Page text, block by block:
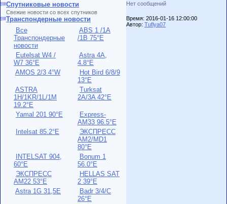
Спутниковые новости
Свежие новости со всех спутников
Нет сообщений
Транспондерные новости
Все
Транспондерные
новости
ABS 1 /1A
/1B 75°E
Eutelsat W4 /
W7 36°E
Astra 4A,
4.8°E
AMOS 2/3 4°W
Hot Bird 6/8/9
13°E
ASTRA
1H/1KR/1L/1M
19.2°E
Turksat
2A/3A 42°E
Yamal 201 90°E
Express-
AM33 96.5°E
Intelsat 85.2°E
ЭКСПРЕСС
AM2/MD1
80°E
INTELSAT 904,
60°E
Bonum 1
56.0°E
ЭКСПРЕСС
АМ22 53°E
HELLAS SAT
2 39°E
Astra 1G 31,5Е
Badr 3/4/C
26°E
Время: 2016-01-16 12:00:00
Автор: Tuflya07